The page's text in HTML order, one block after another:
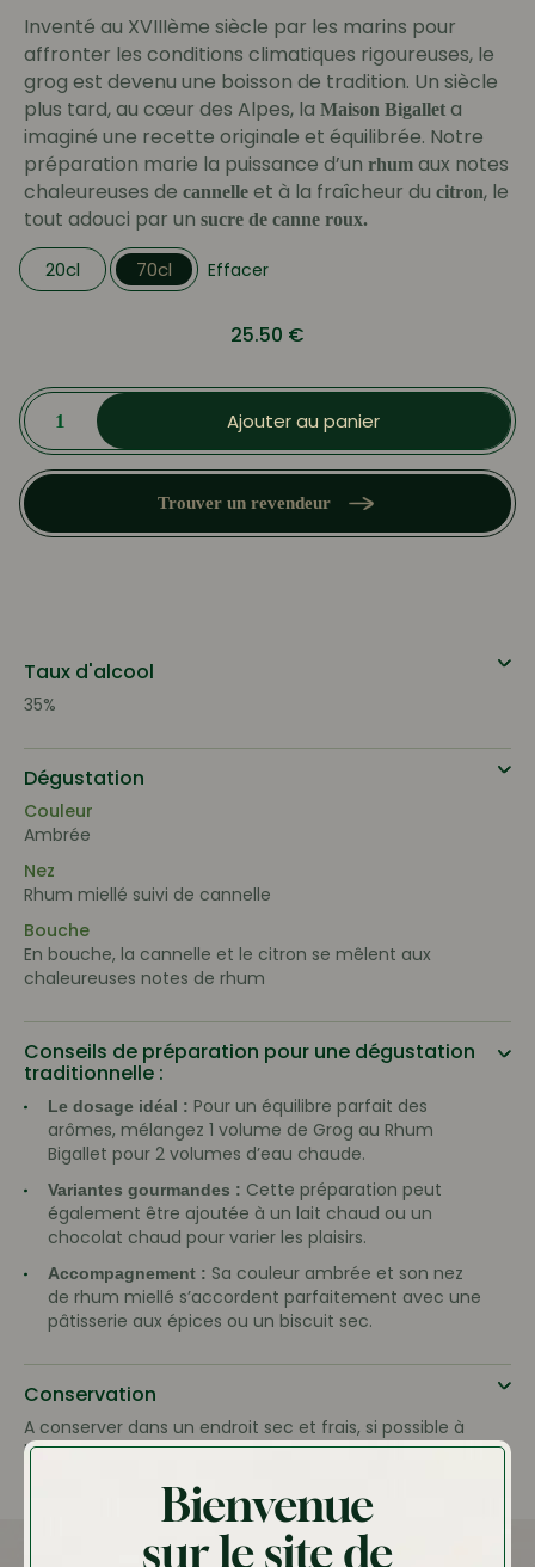
Bienvenue
sur le site de
12.95 €
à
25.50 €
Inventé au XVIIIème siècle par les marins pour
affronter les conditions climatiques rigoureuses, le
grog est devenu une boisson de tradition. Un siècle
plus tard, au cœur des Alpes, la Maison Bigallet a
imaginé une recette originale et équilibrée. Notre
préparation marie la puissance d’un rhum aux notes
chaleureuses de cannelle et à la fraîcheur du citron, le
tout adouci par un sucre de canne roux.
20cl 70cl Effacer
25.50 €
quantité
de
Grog
au
Rhum
Ajouter au panier
Trouver un revendeur
Taux d'alcool
35%
Dégustation
Couleur
Ambrée
Nez
Rhum miellé suivi de cannelle
Bouche
En bouche, la cannelle et le citron se mêlent aux
chaleureuses notes de rhum
Conseils de préparation pour une dégustation
traditionnelle :
Le dosage idéal : Pour un équilibre parfait des
arômes, mélangez 1 volume de Grog au Rhum
Bigallet pour 2 volumes d’eau chaude.
Variantes gourmandes : Cette préparation peut
également être ajoutée à un lait chaud ou un
chocolat chaud pour varier les plaisirs.
Accompagnement : Sa couleur ambrée et son nez
de rhum miellé s’accordent parfaitement avec une
pâtisserie aux épices ou un biscuit sec.
Conservation
A conserver dans un endroit sec et frais, si possible à
l’abri de la lumière.